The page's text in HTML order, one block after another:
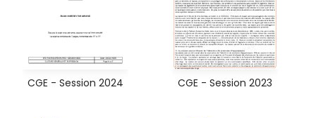
CGE - Session 2024 CGE - Session 2023